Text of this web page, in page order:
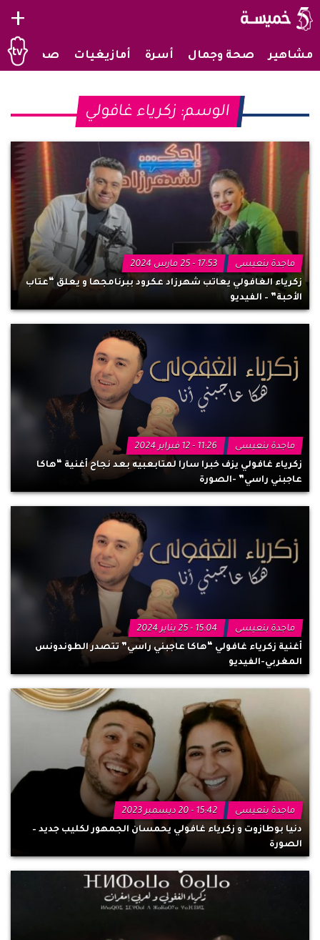
+
مشاهير صحة وجمال أسرة أمازيغيات صحراويات
الوسم:زكرياء غافولي
ماجدة بنعيسى
17:53 - 25 مارس 2024
زكرياء الغافولي يعاتب شهرزاد عكرود ببرنامجها و يعلق “عتاب
الأحبة” – الفيديو
ماجدة بنعيسى
11:26 - 12 فبراير 2024
زكرياء غافولي يزف خبرا سارا لمتابعبيه بعد نجاح أغنية “هاكا
عاجبني راسي” -الصورة
ماجدة بنعيسى
15:04 - 25 يناير 2024
أغنية زكرياء غافولي “هاكا عاجبني راسي” تتصدر الطوندونس
المغربي-الفيديو
ماجدة بنعيسى
15:42 - 20 ديسمبر 2023
دنيا بوطازوت و زكرياء غافولي يحمسان الجمهور لكليب جديد –
الصورة